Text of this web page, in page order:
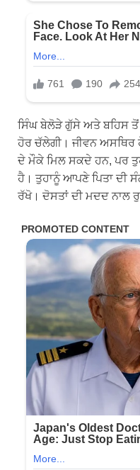
ਸਿੰਘ ਬੇਲੋੜੇ ਗੁੱਸੇ ਅਤੇ ਬਹਿਸ ਤੋਂ
ਹੋਰ ਚੱਲੇਗੀ। ਜੀਵਨ ਅਸਥਿਰ
ਦੇ ਮੌਕੇ ਮਿਲ ਸਕਦੇ ਹਨ, ਪਰ
ਹੈ। ਤੁਹਾਨੂੰ ਆਪਣੇ ਪਿਤਾ ਦੀ
ਰੱਖੋ। ਦੋਸਤਾਂ ਦੀ ਮਦਦ ਨਾਲ